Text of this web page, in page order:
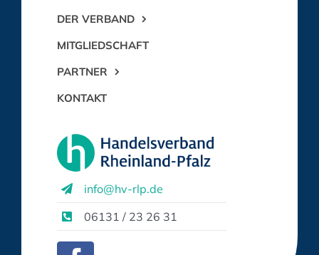
DER VERBAND
MITGLIEDSCHAFT
PARTNER
KONTAKT
info@hv-rlp.de
06131 / 23 26 31